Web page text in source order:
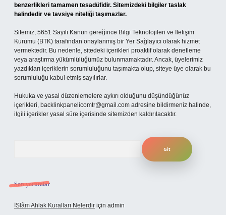
benzerlikleri tamamen tesadüfidir. Sitemizdeki bilgiler taslak
halindedir ve tavsiye niteliği taşımazlar.
Sitemiz, 5651 Sayılı Kanun gereğince Bilgi Teknolojileri ve İletişim
Kurumu (BTK) tarafından onaylanmış bir Yer Sağlayıcı olarak hizmet
vermektedir. Bu nedenle, sitedeki içerikleri proaktif olarak denetleme
veya araştırma yükümlülüğümüz bulunmamaktadır. Ancak, üyelerimiz
yazdıkları içeriklerin sorumluluğunu taşımakta olup, siteye üye olarak bu
sorumluluğu kabul etmiş sayılırlar.
Hukuka ve yasal düzenlemelere aykırı olduğunu düşündüğünüz
içerikleri, backlinkpanelicomtr@gmail.com adresine bildirmeniz halinde,
ilgili içerikler yasal süre içerisinde sitemizden kaldırılacaktır.
Son yorumlar
İSlâm Ahlak Kuralları Nelerdir için admin